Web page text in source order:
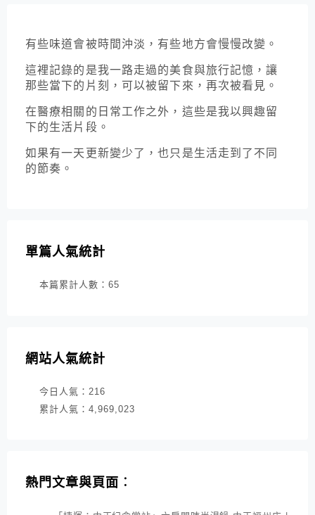
有些味道會被時間沖淡，有些地方會慢慢改變。
這裡記錄的是我一路走過的美食與旅行記憶，讓
那些當下的片刻，可以被留下來，再次被看見。
在醫療相關的日常工作之外，這些是我以興趣留
下的生活片段。
如果有一天更新變少了，也只是生活走到了不同
的節奏。
單篇人氣統計
本篇累計人數： 65
網站人氣統計
今日人氣： 216
累計人氣： 4,969,023
熱門文章與頁面︰